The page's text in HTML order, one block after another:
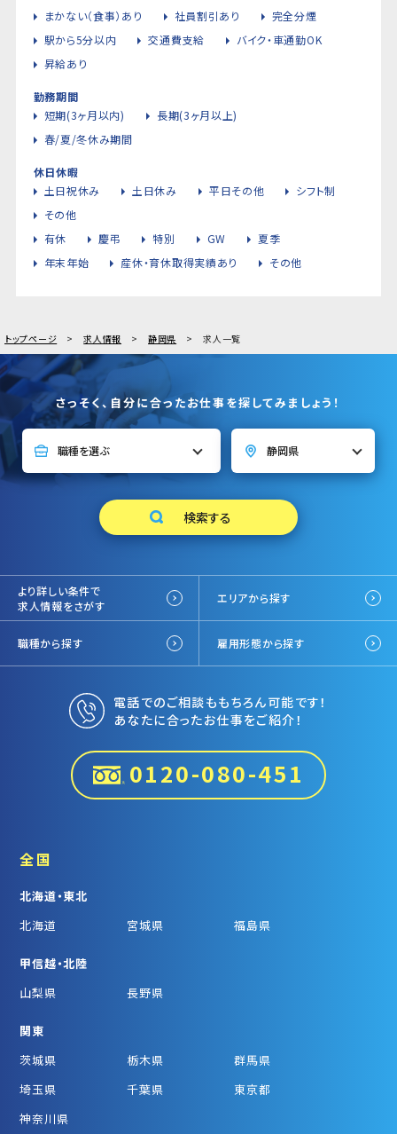
まかない（食事）あり
社員割引あり
完全分煙
駅から5分以内
交通費支給
バイク・車通勤OK
昇給あり
勤務期間
短期(3ヶ月以内)
長期(3ヶ月以上)
春/夏/冬休み期間
休日休暇
土日祝休み
土日休み 平日その他
シフト制
その他
有休
慶弔 特別 GW
夏季
年末年始
産休・育休取得実績あり その他
トップページ 求人情報 静岡県 求人一覧
さっそく、自分に合ったお仕事を探してみましょう！
より詳しい条件で
求人情報をさがす
エリアから探す
職種から探す 雇用形態から探す
電話でのご相談ももちろん可能です！
あなたに合ったお仕事をご紹介！
0120-080-451
全国
北海道・東北
北海道
宮城県 福島県
甲信越・北陸
山梨県
長野県
関東
茨城県
栃木県
群馬県
埼玉県
千葉県
東京都
神奈川県